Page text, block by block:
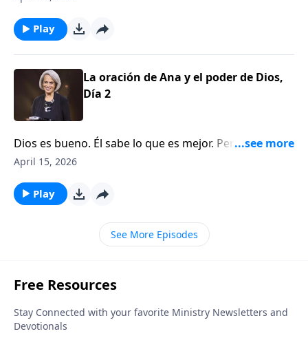
Wolgemuth nos ayuda a estudiar la vida de una mujer
del Antiguo Testamento que vivió exactamente esa
Nuestros Corazones.
Play
La oración de Ana y el poder de Dios,
Día 2
Dios es bueno. Él sabe lo que es mejor. Pero a veces
no entendemos Su plan, en el que puede parecer que
mientras que los fieles sufren. ¿Por qué? Nancy
DeMoss Wolgemuth comparte algunas respuestas en
este episodio de Aviva Nuestros Corazones.
April 15, 2026
Play
See More Episodes